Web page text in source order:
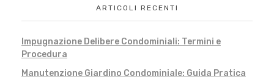
ARTICOLI RECENTI
Impugnazione Delibere Condominiali: Termini e
Procedura
Manutenzione Giardino Condominiale: Guida Pratica